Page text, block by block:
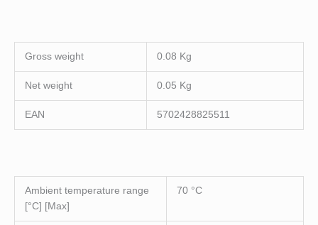
Gross weight 0.08 Kg
Net weight 0.05 Kg
EAN 5702428825511
Ambient temperature range
[°C] [Max]
70 °C